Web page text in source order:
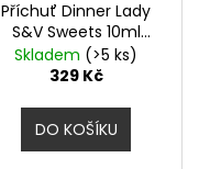
Příchuť Dinner Lady
S&V Sweets 10ml
Watermelon Slices
Skladem (>5 ks)
329 Kč
DO KOŠÍKU